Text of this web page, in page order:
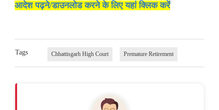
आदेश पढ़ने/डाउनलोड करने के लिए यहां क्लिक करें
Tags Chhattisgarh High Court Premature Retirement